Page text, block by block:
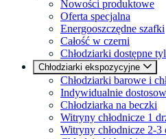
Nowości produktowe
Oferta specjalna
Energooszczędne szafki
Całość w czerni
Chłodziarki dostępne
Chłodziarki ekspozycyjne
Chłodziarki barowe i
Indywidualnie
Chłodziarka na beczki
Witryny chłodnicze 1
Witryny chłodnicze 2-